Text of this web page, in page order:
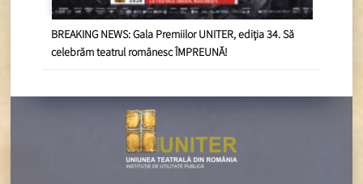
BREAKING NEWS: Gala Premiilor UNITER, ediția 34. Să
celebrăm teatrul românesc ÎMPREUNĂ!